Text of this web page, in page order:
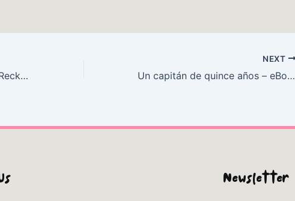
How the Word Is Passed: A Reckoning with the History of Slavery Across America : Read Books Free
NEXT
Un capitán de quince años – eBook (PDF, EPUB)
Newsletter